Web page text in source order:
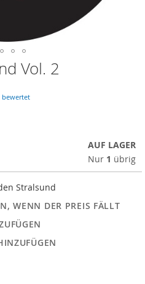
Vol. 2
bewertet
AUF LAGER
Nur 1 übrig
Stralsund
WENN DER PREIS FÄLLT